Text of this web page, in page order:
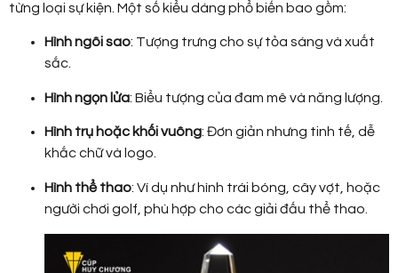
từng loại sự kiện. Một số kiểu dáng phổ biến bao gồm:
Hình ngôi sao: Tượng trưng cho sự tỏa sáng và xuất
sắc.
Hình ngọn lửa: Biểu tượng của đam mê và năng lượng.
Hình trụ hoặc khối vuông: Đơn giản nhưng tinh tế, dễ
khắc chữ và logo.
Hình thể thao: Ví dụ như hình trái bóng, cây vợt, hoặc
người chơi golf, phù hợp cho các giải đấu thể thao.